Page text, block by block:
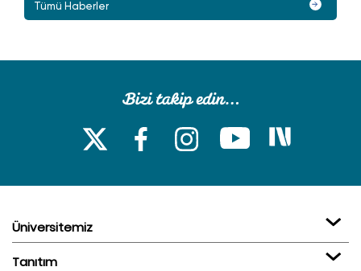
Tümü Haberler
Üniversitemiz
Tanıtım